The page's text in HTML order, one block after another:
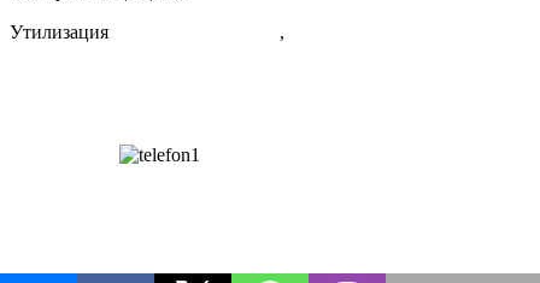
Утилизация
,
Супер Сиалис что нового по сравнению с оригиналом.